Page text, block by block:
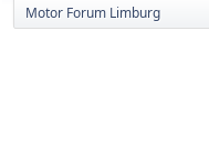
Motor Forum Limburg